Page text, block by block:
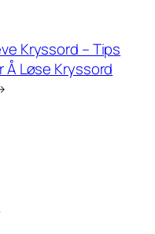
Kryssord – Tips
Å Løse Kryssord